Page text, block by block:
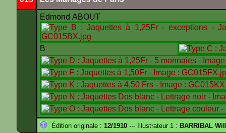
Edmond ABOUT
B
Édition originale : 12/1910 --- Illustrateur 1 : BARRIBAL